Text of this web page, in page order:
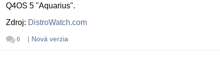
Q4OS 5 "Aquarius".
Zdroj: DistroWatch.com
6 | Nová verzia